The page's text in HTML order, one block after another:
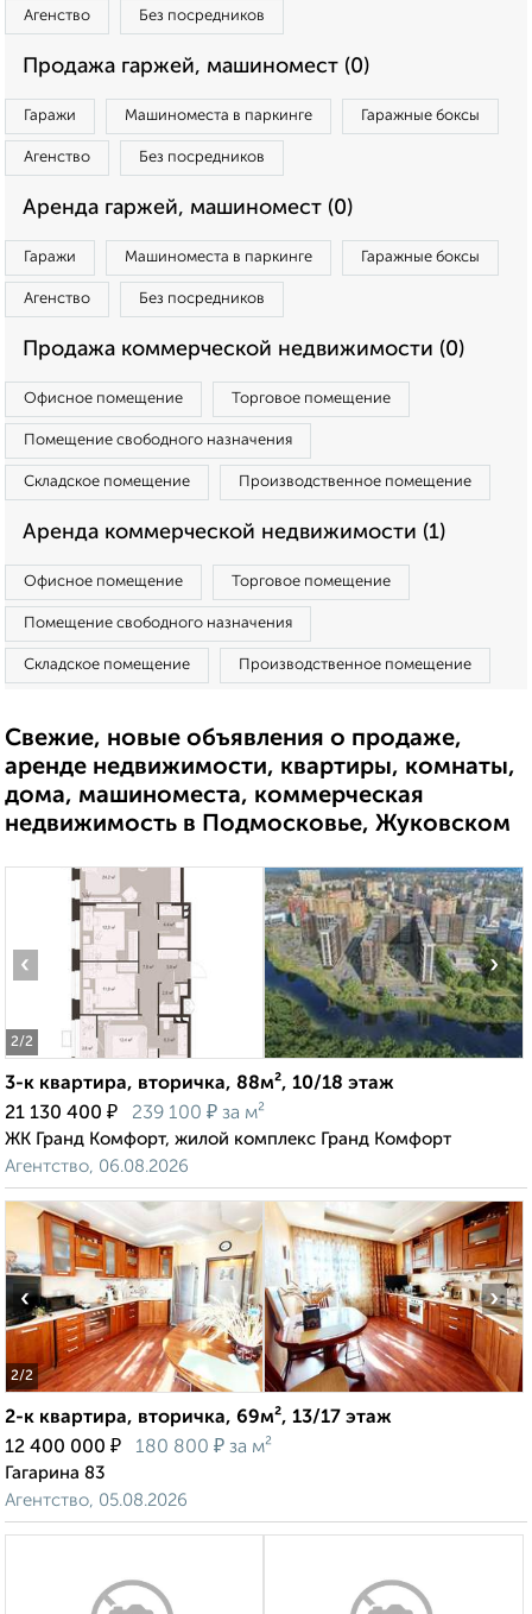
Агенство Без посредников
Продажа гаржей, машиномест (0)
Гаражи Машиноместа в паркинге Гаражные боксы
Агенство Без посредников
Аренда гаржей, машиномест (0)
Гаражи Машиноместа в паркинге Гаражные боксы
Агенство Без посредников
Продажа коммерческой недвижимости (0)
Офисное помещение Торговое помещение
Помещение свободного назначения
Складское помещение Производственное помещение
Аренда коммерческой недвижимости (1)
Офисное помещение Торговое помещение
Помещение свободного назначения
Складское помещение Производственное помещение
Свежие, новые объявления о продаже,
аренде недвижимости, квартиры, комнаты,
дома, машиноместа, коммерческая
недвижимость в Подмосковье, Жуковском
2/2
‹ ›
3-к квартира, вторичка, 88м², 10/18 этаж
21 130 400 ₽ 239 100 ₽ за м²
ЖК Гранд Комфорт, жилой комплекс Гранд Комфорт
Агентство, 06.08.2026
2/2
‹ ›
2-к квартира, вторичка, 69м², 13/17 этаж
12 400 000 ₽ 180 800 ₽ за м²
Гагарина 83
Агентство, 05.08.2026